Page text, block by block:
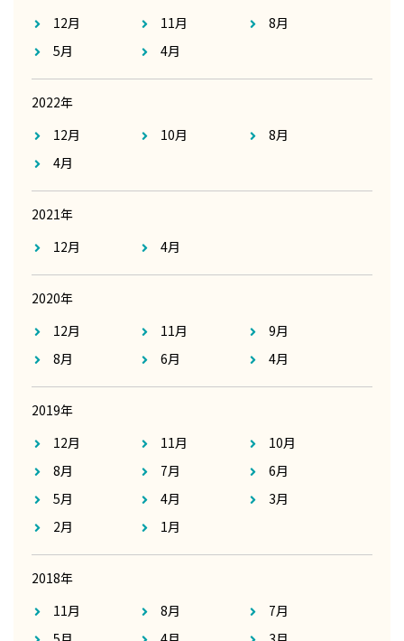
12月
11月
8月
5月
4月
2022年
12月
10月
8月
4月
2021年
12月
4月
2020年
12月
11月
9月
8月
6月 4月
2019年
12月
11月
10月
8月
7月
6月
5月
4月
3月
2月
1月
2018年
11月
8月
7月